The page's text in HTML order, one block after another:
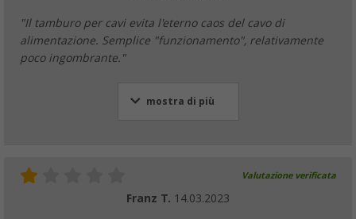
"Il tamburo per cavi evita l'eterno caos del cavo di
alimentazione. Semplice "funzionamento", relativamente
poco ingombrante."
mostra di più
Valutazione verificata
Franz T. 14.03.2023